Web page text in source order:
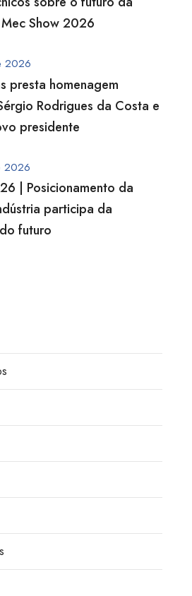
Show 2026
2026
presta homenagem
Rodrigues da Costa e
presidente
2026
| Posicionamento da
participa da
futuro